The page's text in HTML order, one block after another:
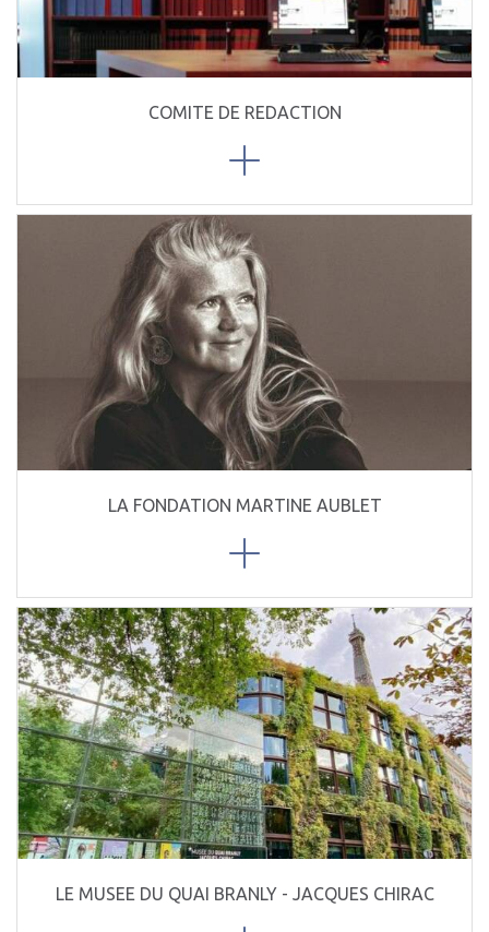
COMITE DE REDACTION
LA FONDATION MARTINE AUBLET
LE MUSEE DU QUAI BRANLY - JACQUES CHIRAC